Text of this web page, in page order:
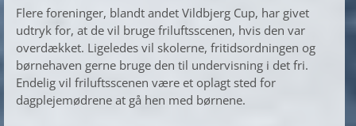
Flere foreninger, blandt andet Vildbjerg Cup, har givet
udtryk for, at de vil bruge friluftsscenen, hvis den var
overdækket. Ligeledes vil skolerne, fritidsordningen og
børnehaven gerne bruge den til undervisning i det fri.
Endelig vil friluftsscenen være et oplagt sted for
dagplejemødrene at gå hen med børnene.